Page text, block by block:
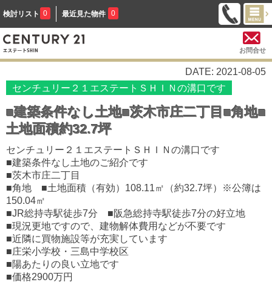
検討リスト 0 最近見た物件 0
お問合せ
DATE: 2021-08-05
センチュリー２１エステートＳＨＩＮの溝口です
■建築条件なし土地■茨木市庄二丁目■角地■
土地面積約32.7坪
センチュリー２１エステートＳＨＩＮの溝口です
■建築条件なし土地のご紹介です
■茨木市庄二丁目
■角地 ■土地面積（有効）108.11㎡（約32.7坪）※公簿は
150.04㎡
■JR総持寺駅徒歩7分 ■阪急総持寺駅徒歩7分の好立地
■現況更地ですので、建物解体費用などが不要です
■近隣に買物施設等が充実しています
■庄栄小学校・三島中学校区
■陽あたりの良い立地です
■価格2900万円